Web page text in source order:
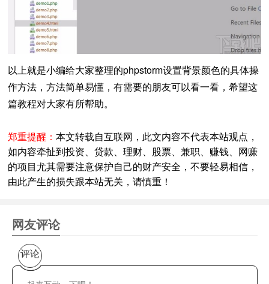
以上就是小编给大家整理的phpstorm设置背景颜色的具体操
作方法，方法简单易懂，有需要的朋友可以看一看，希望这
篇教程对大家有所帮助。
郑重提醒： 本文转载自互联网，此文内容不代表本站观点，
如内容牵扯到投资、贷款、理财、股票、兼职、赚钱、网赚
的项目尤其需要注意保护自己的财产安全，不要轻易相信，
由此产生的损失跟本站无关，请慎重！
网友评论
评论